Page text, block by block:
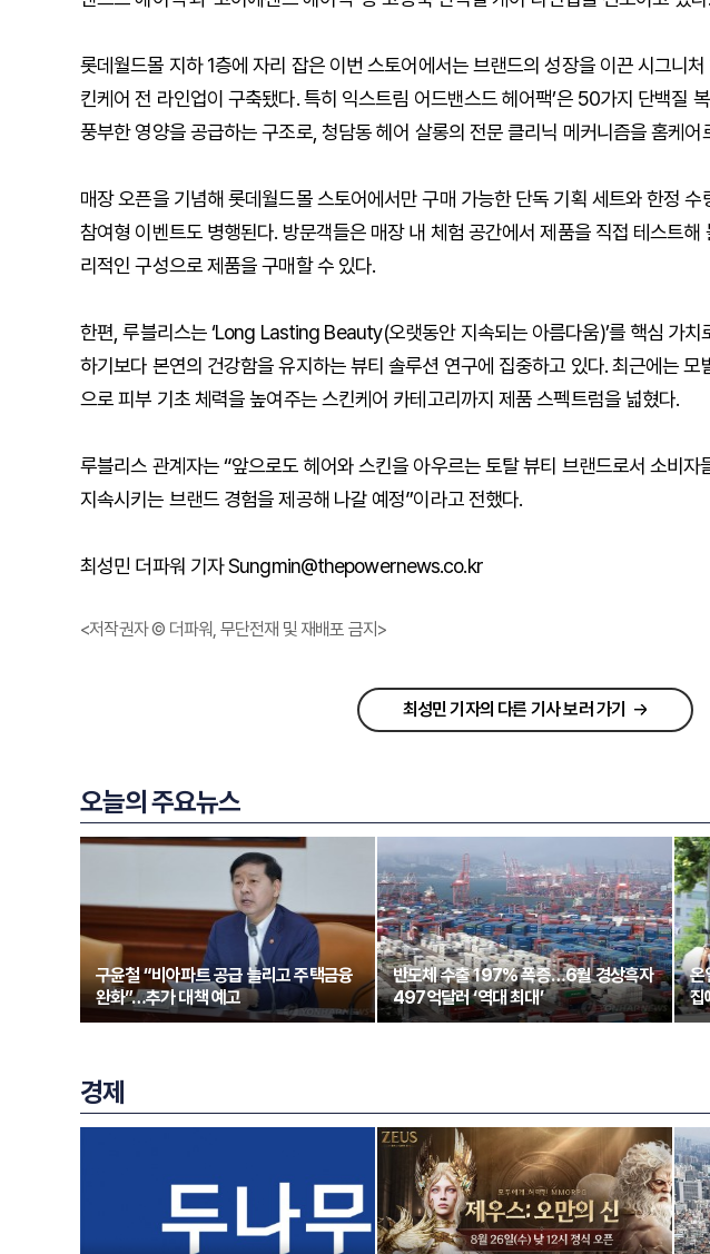
롯데월드몰 지하 1층에 자리 잡은 이번 스토어에서는 브랜드의 성장을 이끈 시그니
킨케어 전 라인업이 구축됐다. 특히 익스트림 어드밴스드 헤어팩’은 50가지 단백질
풍부한 영양을 공급하는 구조로, 청담동 헤어 살롱의 전문 클리닉 메커니즘을 홈케어
매장 오픈을 기념해 롯데월드몰 스토어에서만 구매 가능한 단독 기획 세트와 한정
참여형 이벤트도 병행된다. 방문객들은 매장 내 체험 공간에서 제품을 직접 테스트
리적인 구성으로 제품을 구매할 수 있다.
한편, 루블리스는 ‘Long Lasting Beauty(오랫동안 지속되는 아름다움)’를 핵심 가
하기보다 본연의 건강함을 유지하는 뷰티 솔루션 연구에 집중하고 있다. 최근에는
으로 피부 기초 체력을 높여주는 스킨케어 카테고리까지 제품 스펙트럼을 넓혔다.
루블리스 관계자는 “앞으로도 헤어와 스킨을 아우르는 토탈 뷰티 브랜드로서 소비자
지속시키는 브랜드 경험을 제공해 나갈 예정”이라고 전했다.
최성민 더파워 기자 Sungmin@thepowernews.co.kr
<저작권자 © 더파워, 무단전재 및 재배포 금지>
최성민 기자의 다른 기사 보러 가기
오늘의 주요뉴스
구윤철 “비아파트 공급 늘리고 주택금융
완화”…추가 대책 예고
반도체 수출 197% 폭증…6월 경상흑자
497억달러 ‘역대 최대’
온
집
경제